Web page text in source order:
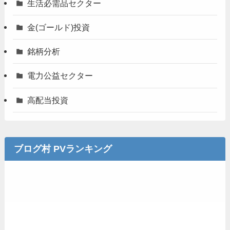
生活必需品セクター
金(ゴールド)投資
銘柄分析
電力公益セクター
高配当投資
ブログ村 PVランキング